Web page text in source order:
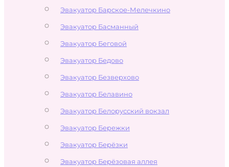
Эвакуатор Барское-Мелечкино
Эвакуатор Басманный
Эвакуатор Беговой
Эвакуатор Бедово
Эвакуатор Безверхово
Эвакуатор Белавино
Эвакуатор Белорусский вокзал
Эвакуатор Бережки
Эвакуатор Берёзки
Эвакуатор Берёзовая аллея